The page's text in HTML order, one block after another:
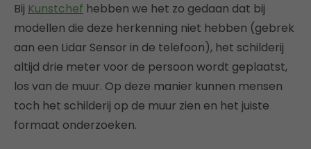
Bij Kunstchef hebben we het zo gedaan dat bij
modellen die deze herkenning niet hebben (gebrek
aan een Lidar Sensor in de telefoon), het schilderij
altijd drie meter voor de persoon wordt geplaatst,
los van de muur. Op deze manier kunnen mensen
toch het schilderij op de muur zien en het juiste
formaat onderzoeken.